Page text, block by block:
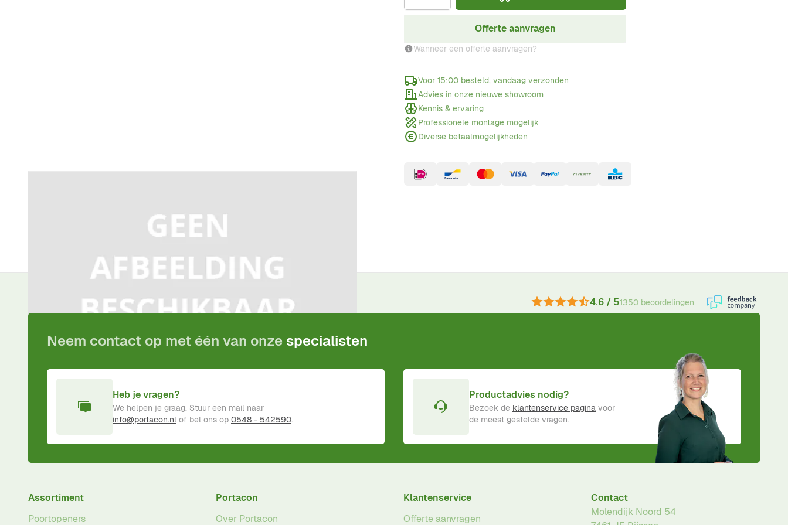
Offerte aanvragen
Wanneer een offerte aanvragen?
Voor 15:00 besteld, vandaag verzonden
Advies in onze nieuwe showroom
Kennis & ervaring
Professionele montage mogelijk
Diverse betaalmogelijkheden
Carmen FXMC hardware dongle
besteld, vandaagverzonden! Inclusiefproductgarantie 4.6 / 51350 beoordelingen
Neem contact op met één van onze specialisten
Heb je vragen?
We helpen je graag. Stuur een mail naar
info@portacon.nl of bel ons op 0548 - 542590.
Productadvies nodig?
Bezoek de klantenservice pagina voor
de meest gestelde vragen.
Assortiment
Poortopeners
Portacon
Over Portacon
Klantenservice
Offerte aanvragen
Contact
Molendijk Noord 54